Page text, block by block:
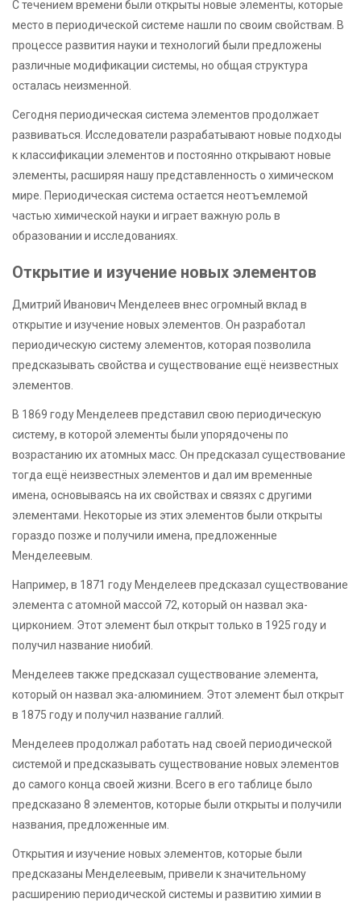
С течением времени были открыты новые элементы, которые
место в периодической системе нашли по своим свойствам. В
процессе развития науки и технологий были предложены
различные модификации системы, но общая структура
осталась неизменной.
Сегодня периодическая система элементов продолжает
развиваться. Исследователи разрабатывают новые подходы
к классификации элементов и постоянно открывают новые
элементы, расширяя нашу представленность о химическом
мире. Периодическая система остается неотъемлемой
частью химической науки и играет важную роль в
образовании и исследованиях.
Открытие и изучение новых элементов
Дмитрий Иванович Менделеев внес огромный вклад в
открытие и изучение новых элементов. Он разработал
периодическую систему элементов, которая позволила
предсказывать свойства и существование ещё неизвестных
элементов.
В 1869 году Менделеев представил свою периодическую
систему, в которой элементы были упорядочены по
возрастанию их атомных масс. Он предсказал существование
тогда ещё неизвестных элементов и дал им временные
имена, основываясь на их свойствах и связях с другими
элементами. Некоторые из этих элементов были открыты
гораздо позже и получили имена, предложенные
Менделеевым.
Например, в 1871 году Менделеев предсказал существование
элемента с атомной массой 72, который он назвал эка-
цирконием. Этот элемент был открыт только в 1925 году и
получил название ниобий.
Менделеев также предсказал существование элемента,
который он назвал эка-алюминием. Этот элемент был открыт
в 1875 году и получил название галлий.
Менделеев продолжал работать над своей периодической
системой и предсказывать существование новых элементов
до самого конца своей жизни. Всего в его таблице было
предсказано 8 элементов, которые были открыты и получили
названия, предложенные им.
Открытия и изучение новых элементов, которые были
предсказаны Менделеевым, привели к значительному
расширению периодической системы и развитию химии в